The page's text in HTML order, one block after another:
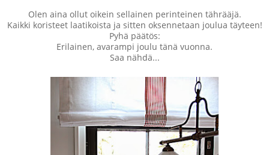
Olen aina ollut oikein sellainen perinteinen tährääjä.
Kaikki koristeet laatikoista ja sitten oksennetaan joulua täyteen!
Pyhä päätös:
Erilainen, avarampi joulu tänä vuonna.
Saa nähdä...